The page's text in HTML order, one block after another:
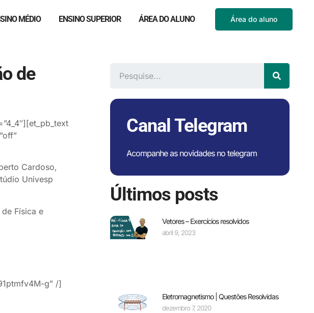
MÉDIO ENSINO SUPERIOR ÁREA DO ALUNO Área do aluno
de
Cardoso,
Univesp
Física e
g” /]
Canal Telegram
Acompanhe as novidades no telegram
Últimos posts
Vetores – Exercícios resolvidos
abril 9, 2023
Eletromagnetismo | Questões Resolvidas
dezembro 7, 2020